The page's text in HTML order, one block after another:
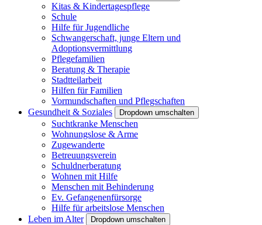
Kitas & Kindertagespflege
Schule
Hilfe für Jugendliche
Schwangerschaft, junge Eltern und
Adoptionsvermittlung
Pflegefamilien
Beratung & Therapie
Stadtteilarbeit
Hilfen für Familien
Vormundschaften und Pflegschaften
Gesundheit & Soziales
Dropdown umschalten
Suchtkranke Menschen
Wohnungslose & Arme
Zugewanderte
Betreuungsverein
Schuldnerberatung
Wohnen mit Hilfe
Menschen mit Behinderung
Ev. Gefangenenfürsorge
Hilfe für arbeitslose Menschen
Leben im Alter
Dropdown umschalten